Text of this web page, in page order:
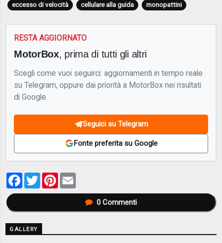
eccesso di velocità
cellulare alla guida monopattini
RESTA AGGIORNATO
MotorBox, prima di tutti gli altri
Scegli come vuoi seguirci: aggiornamenti in tempo reale
su Telegram, oppure dai priorità a MotorBox nei risultati
di Google.
Seguici su Telegram
Fonte preferita su Google
Facebook
TwitterPinterest
0Commenti
GALLERY